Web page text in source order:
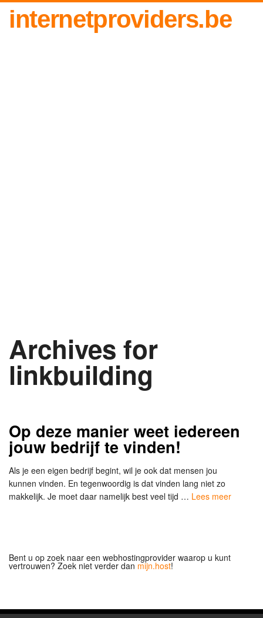
internetproviders.be
Archives for
linkbuilding
Op deze manier weet iedereen
jouw bedrijf te vinden!
Als je een eigen bedrijf begint, wil je ook dat mensen jou
kunnen vinden. En tegenwoordig is dat vinden lang niet zo
makkelijk. Je moet daar namelijk best veel tijd … Lees meer
Bent u op zoek naar een webhostingprovider waarop u kunt
vertrouwen? Zoek niet verder dan mijn.host!